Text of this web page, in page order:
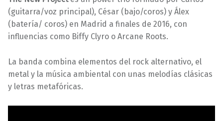
(guitarra/voz principal), César (bajo/coros) y Álex
(batería/ coros) en Madrid a finales de 2016, con
influencias como Biffy Clyro o Arcane Roots.
La banda combina elementos del rock alternativo, el
metal y la música ambiental con unas melodías clásicas
y letras metafóricas.